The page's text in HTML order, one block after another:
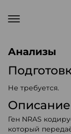
Анализы
Не требуется.
Описание
Ген NRAS
который